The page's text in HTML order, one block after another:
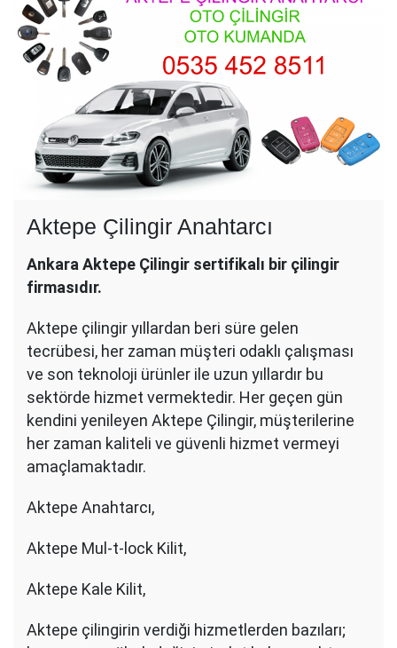
Aktepe Çilingir Anahtarcı
Ankara Aktepe Çilingir sertifikalı bir çilingir
firmasıdır.
Aktepe çilingir yıllardan beri süre gelen
tecrübesi, her zaman müşteri odaklı çalışması
ve son teknoloji ürünler ile uzun yıllardır bu
sektörde hizmet vermektedir. Her geçen gün
kendini yenileyen Aktepe Çilingir, müşterilerine
her zaman kaliteli ve güvenli hizmet vermeyi
amaçlamaktadır.
Aktepe Anahtarcı,
Aktepe Mul-t-lock Kilit,
Aktepe Kale Kilit,
Aktepe çilingirin verdiği hizmetlerden bazıları;